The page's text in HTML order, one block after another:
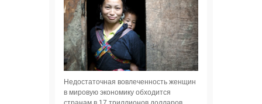
Недостаточная вовлеченность женщин
в мировую экономику обходится